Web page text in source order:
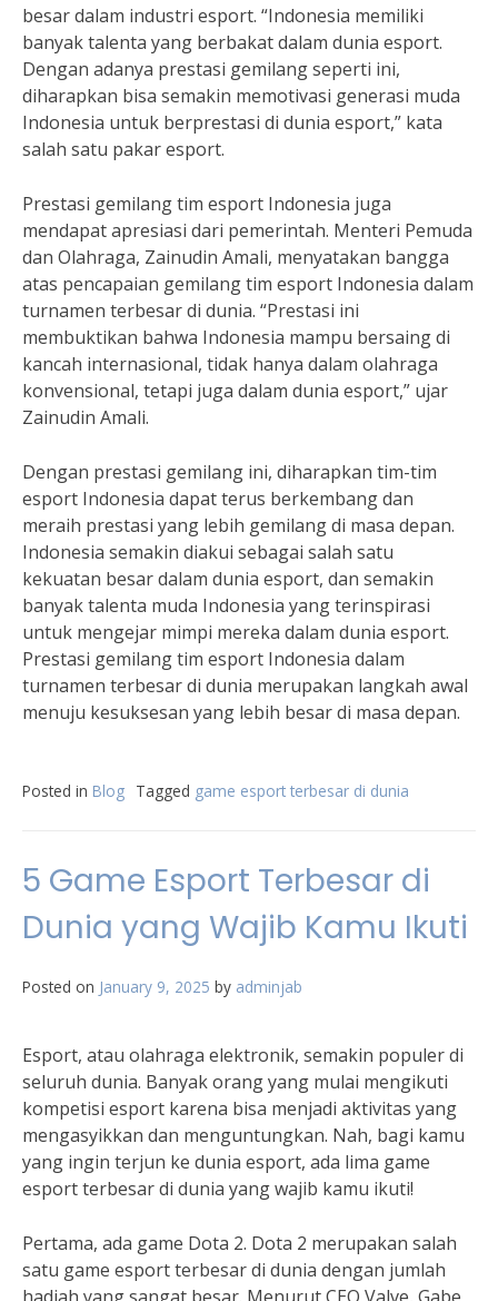
besar dalam industri esport. “Indonesia memiliki
banyak talenta yang berbakat dalam dunia esport.
Dengan adanya prestasi gemilang seperti ini,
diharapkan bisa semakin memotivasi generasi muda
Indonesia untuk berprestasi di dunia esport,” kata
salah satu pakar esport.
Prestasi gemilang tim esport Indonesia juga
mendapat apresiasi dari pemerintah. Menteri Pemuda
dan Olahraga, Zainudin Amali, menyatakan bangga
atas pencapaian gemilang tim esport Indonesia dalam
turnamen terbesar di dunia. “Prestasi ini
membuktikan bahwa Indonesia mampu bersaing di
kancah internasional, tidak hanya dalam olahraga
konvensional, tetapi juga dalam dunia esport,” ujar
Zainudin Amali.
Dengan prestasi gemilang ini, diharapkan tim-tim
esport Indonesia dapat terus berkembang dan
meraih prestasi yang lebih gemilang di masa depan.
Indonesia semakin diakui sebagai salah satu
kekuatan besar dalam dunia esport, dan semakin
banyak talenta muda Indonesia yang terinspirasi
untuk mengejar mimpi mereka dalam dunia esport.
Prestasi gemilang tim esport Indonesia dalam
turnamen terbesar di dunia merupakan langkah awal
menuju kesuksesan yang lebih besar di masa depan.
Posted in Blog Tagged game esport terbesar di dunia
5 Game Esport Terbesar di
Dunia yang Wajib Kamu Ikuti
Posted on January 9, 2025 by adminjab
Esport, atau olahraga elektronik, semakin populer di
seluruh dunia. Banyak orang yang mulai mengikuti
kompetisi esport karena bisa menjadi aktivitas yang
mengasyikkan dan menguntungkan. Nah, bagi kamu
yang ingin terjun ke dunia esport, ada lima game
esport terbesar di dunia yang wajib kamu ikuti!
Pertama, ada game Dota 2. Dota 2 merupakan salah
satu game esport terbesar di dunia dengan jumlah